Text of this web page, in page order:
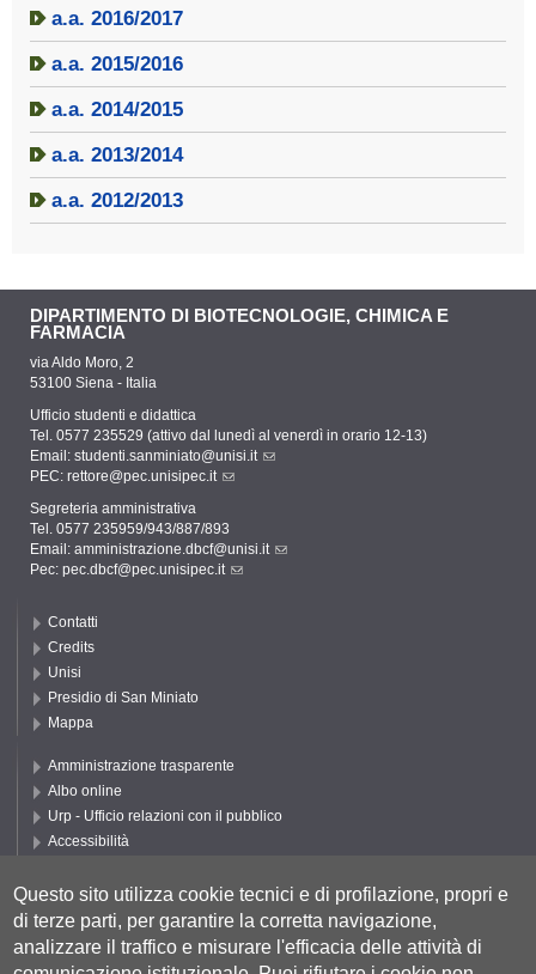
a.a. 2016/2017
a.a. 2015/2016
a.a. 2014/2015
a.a. 2013/2014
a.a. 2012/2013
DIPARTIMENTO DI BIOTECNOLOGIE, CHIMICA E
FARMACIA
via Aldo Moro, 2
53100 Siena - Italia
Ufficio studenti e didattica
Tel. 0577 235529 (attivo dal lunedì al venerdì in orario 12-13)
Email: studenti.sanminiato@unisi.it
PEC: rettore@pec.unisipec.it
Segreteria amministrativa
Tel. 0577 235959/943/887/893
Email: amministrazione.dbcf@unisi.it
Pec: pec.dbcf@pec.unisipec.it
Contatti
Credits
Unisi
Presidio di San Miniato
Mappa
Amministrazione trasparente
Albo online
Urp - Ufficio relazioni con il pubblico
Accessibilità
Cookie settings
Segui UNISI
Questo sito utilizza cookie tecnici e di profilazione, propri e
di terze parti, per garantire la corretta navigazione,
analizzare il traffico e misurare l'efficacia delle attività di